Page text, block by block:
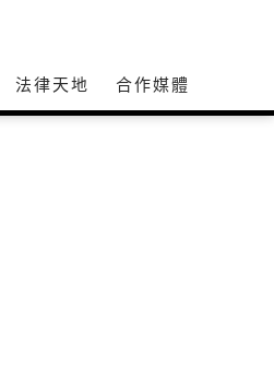
法律天地 合作媒體